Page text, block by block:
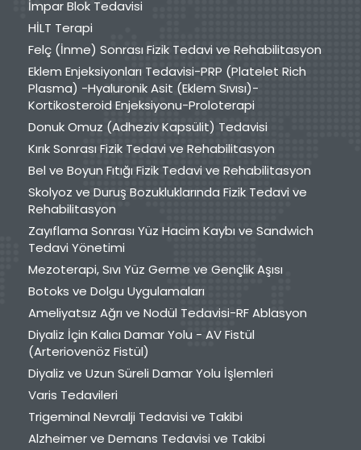
İmpar Blok Tedavisi
HİLT Terapi
Felç (İnme) Sonrası Fizik Tedavi ve Rehabilitasyon
Eklem Enjeksiyonları Tedavisi-PRP (Platelet Rich
Plasma) -Hyaluronik Asit (Eklem Sıvısı)-
Kortikosteroid Enjeksiyonu-Proloterapi
Donuk Omuz (Adheziv Kapsülit) Tedavisi
Kırık Sonrası Fizik Tedavi ve Rehabilitasyon
Bel ve Boyun Fıtığı Fizik Tedavi ve Rehabilitasyon
Skolyoz ve Duruş Bozukluklarında Fizik Tedavi ve
Rehabilitasyon
Zayıflama Sonrası Yüz Hacim Kaybı ve Sandwich
Tedavi Yönetimi
Mezoterapi, Sıvı Yüz Germe ve Gençlik Aşısı
Botoks ve Dolgu Uygulamaları
Ameliyatsız Ağrı ve Nodül Tedavisi-RF Ablasyon
Diyaliz İçin Kalıcı Damar Yolu - AV Fistül
(Arteriovenöz Fistül)
Diyaliz ve Uzun Süreli Damar Yolu İşlemleri
Varis Tedavileri
Trigeminal Nevralji Tedavisi ve Takibi
Alzheimer ve Demans Tedavisi ve Takibi